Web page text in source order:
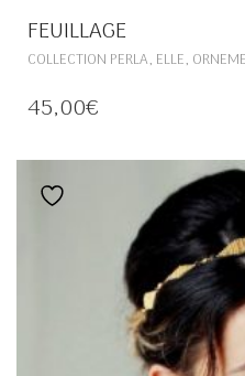
FEUILLAGE
COLLECTION PERLA, ELLE,
45,00€
Ajouter à la liste de